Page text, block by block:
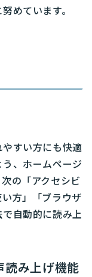
めています。
すい方にも快適
、ホームページ
の「アクセシビ
方」「ブラウザ
自動的に読み上
読み上げ機能